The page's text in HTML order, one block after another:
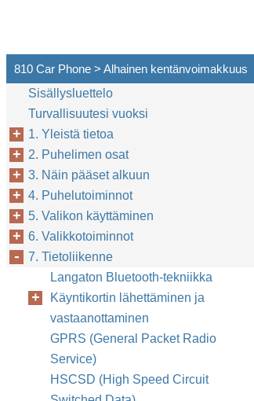
810 Car Phone > Alhainen kentänvoimakkuus
Sisällysluettelo
Turvallisuutesi vuoksi
1. Yleistä tietoa
2. Puhelimen osat
3. Näin pääset alkuun
4. Puhelutoiminnot
5. Valikon käyttäminen
6. Valikkotoiminnot
7. Tietoliikenne
Langaton Bluetooth-tekniikka
Käyntikortin lähettäminen ja
vastaanottaminen
GPRS (General Packet Radio
Service)
HSCSD (High Speed Circuit